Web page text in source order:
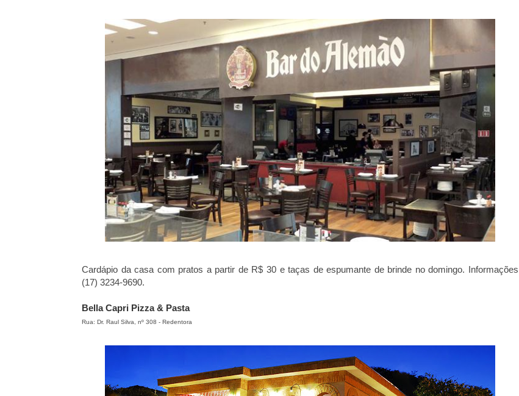
Cardápio da casa com pratos a partir de R$ 30 e taças de espumante de brinde no domingo. Informações
(17) 3234-9690.
Bella Capri Pizza & Pasta
Rua: Dr. Raul Silva, nº 308 - Redentora